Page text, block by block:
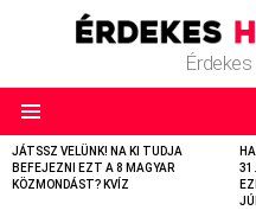
Érdekes
LATEST
STORIES
JÁTSSZ VELÜNK! NA KI TUDJA
BEFEJEZNI EZT A 8 MAGYAR
KÖZMONDÁST? KVÍZ